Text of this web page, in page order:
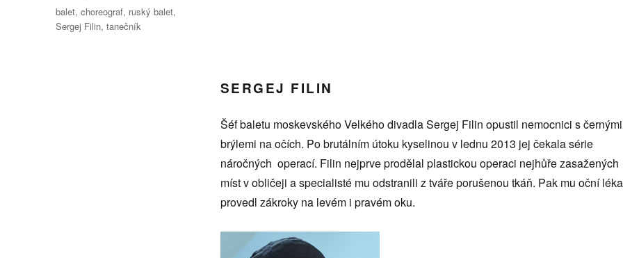
SERGEJ FILIN
Šéf baletu moskevského Velkého divadla Sergej Filin opustil nemocnici s černými
brýlemi na očích. Po brutálním útoku kyselinou v lednu 2013 jej čekala série
náročných operací. Filin nejprve prodělal plastickou operaci nejhůře zasažených
míst v obličeji a specialisté mu odstranili z tváře porušenou tkáň. Pak mu oční
provedl zákroky na levém i pravém oku.
Štítky:
balet,choreograf, ruský balet,
Sergej Filin,tanečník